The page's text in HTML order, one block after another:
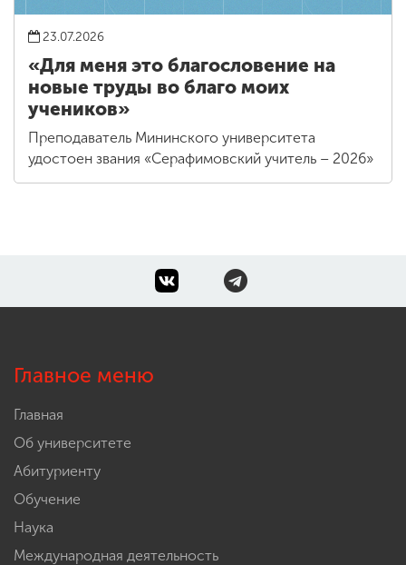
23.07.2026
«Для меня это благословение на
новые труды во благо моих
учеников»
Преподаватель Мининского университета
удостоен звания «Серафимовский учитель – 2026»
Главное меню
Главная
Об университете
Абитуриенту
Обучение
Наука
Международная деятельность